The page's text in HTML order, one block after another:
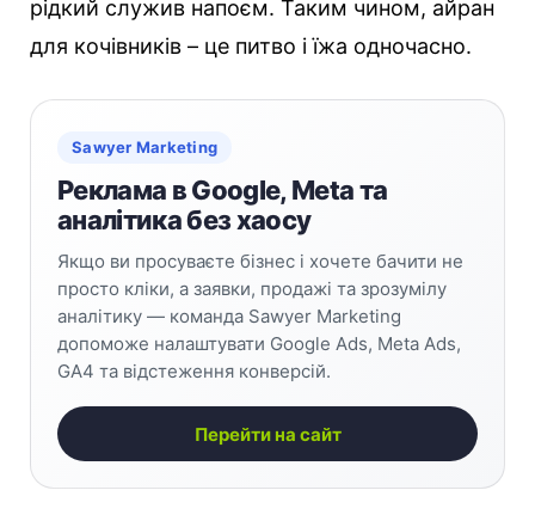
рідкий служив напоєм. Таким чином, айран
для кочівників – це питво і їжа одночасно.
Sawyer Marketing
Реклама в Google, Meta та
аналітика без хаосу
Якщо ви просуваєте бізнес і хочете бачити не
просто кліки, а заявки, продажі та зрозумілу
аналітику — команда Sawyer Marketing
допоможе налаштувати Google Ads, Meta Ads,
GA4 та відстеження конверсій.
Перейти на сайт